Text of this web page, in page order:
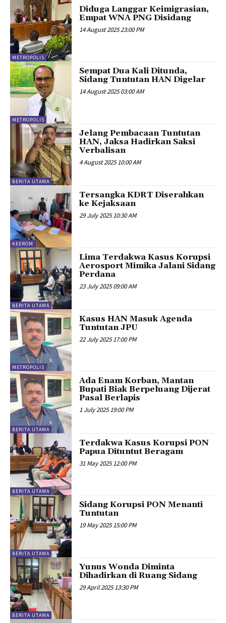
METROPOLIS
Diduga Langgar Keimigrasian,
Empat WNA PNG Disidang
14 August 2025 23:00 PM
METROPOLIS
Sempat Dua Kali Ditunda,
Sidang Tuntutan HAN Digelar
14 August 2025 03:00 AM
BERITA UTAMA
Jelang Pembacaan Tuntutan
HAN, Jaksa Hadirkan Saksi
Verbalisan
4 August 2025 10:00 AM
KEEROM
Tersangka KDRT Diserahkan
ke Kejaksaan
29 July 2025 10:30 AM
BERITA UTAMA
Lima Terdakwa Kasus Korupsi
Aerosport Mimika Jalani Sidang
Perdana
23 July 2025 09:00 AM
METROPOLIS
Kasus HAN Masuk Agenda
Tuntutan JPU
22 July 2025 17:00 PM
BERITA UTAMA
Ada Enam Korban, Mantan
Bupati Biak Berpeluang Dijerat
Pasal Berlapis
1 July 2025 19:00 PM
BERITA UTAMA
Terdakwa Kasus Korupsi PON
Papua Dituntut Beragam
31 May 2025 12:00 PM
BERITA UTAMA
Sidang Korupsi PON Menanti
Tuntutan
19 May 2025 15:00 PM
BERITA UTAMA
Yunus Wonda Diminta
Dihadirkan di Ruang Sidang
29 April 2025 13:30 PM